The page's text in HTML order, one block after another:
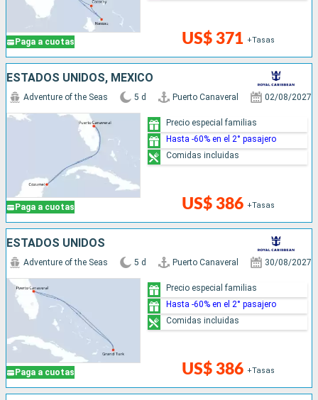
Paga a cuotas US$ 371 +Tasas
ESTADOS UNIDOS, MÉXICO
Paga a cuotas
Adventure of the Seas 5 d Puerto Canaveral 02/08/2027
US$ 386 +Tasas
Precio especial familias
Hasta -60% en el 2° pasajero
Comidas incluidas
ESTADOS UNIDOS
Paga a cuotas
Adventure of the Seas 5 d Puerto Canaveral 30/08/2027
US$ 386 +Tasas
Precio especial familias
Hasta -60% en el 2° pasajero
Comidas incluidas